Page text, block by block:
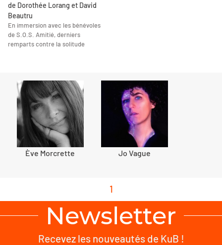
de Dorothée Lorang et David
Beautru
En immersion avec les bénévoles
de S.O.S. Amitié, derniers
remparts contre la solitude
Ève Morcrette Jo Vague
1
Newsletter
Recevez les nouveautés de KuB !